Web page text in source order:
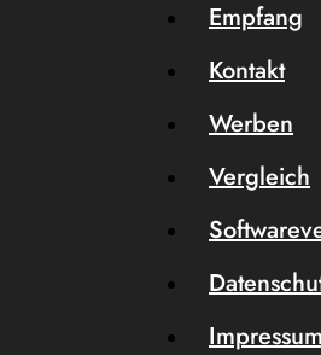
Empfang
Kontakt
Werben
Vergleich
Impressum